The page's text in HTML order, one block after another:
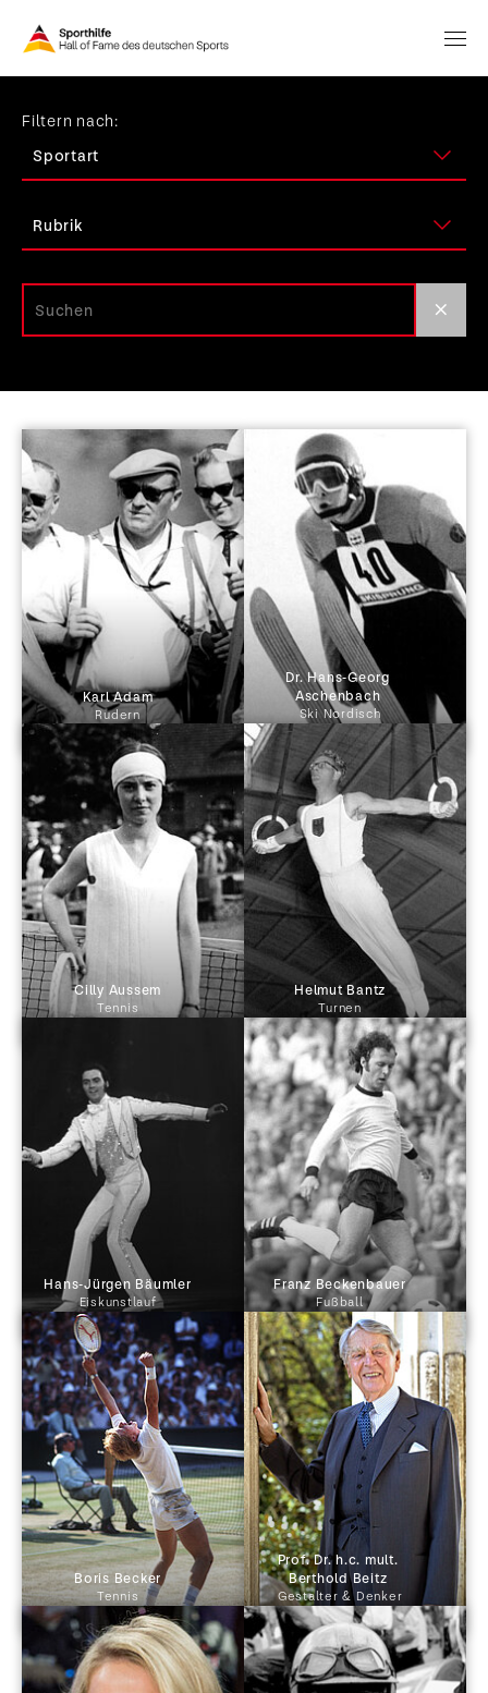
Filtern nach:
Karl Adam
Rudern
Dr. Hans-Georg
Aschenbach
Ski Nordisch
Cilly Aussem
Tennis
Helmut Bantz
Turnen
Hans-Jürgen Bäumler
Eiskunstlauf
Franz Beckenbauer
Fußball
Boris Becker
Tennis
Prof. Dr. h.c. mult.
Berthold Beitz
Gestalter & Denker